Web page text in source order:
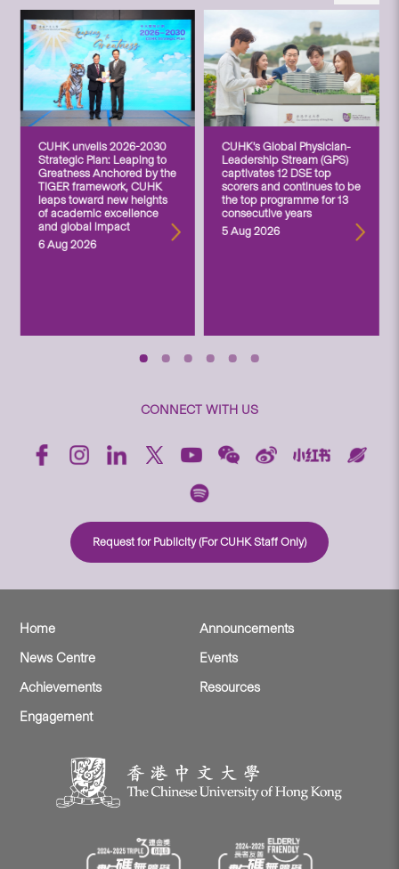
CUHK unveils 2026-2030
Strategic Plan: Leaping to
Greatness Anchored by the
TIGER framework, CUHK
leaps toward new heights
of academic excellence
and global impact
6 Aug 2026
CUHK’s Global Physician-
Leadership Stream (GPS)
captivates 12 DSE top
scorers and continues to be
the top programme for 13
consecutive years
5 Aug 2026
CONNECT WITH US
Request for Publicity (For CUHK Staff Only)
Home
Announcements
News Centre
Events
Achievements
Resources
Engagement